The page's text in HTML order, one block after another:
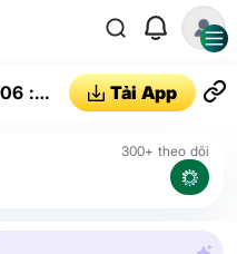
:
Tải App
300+ theo dõi